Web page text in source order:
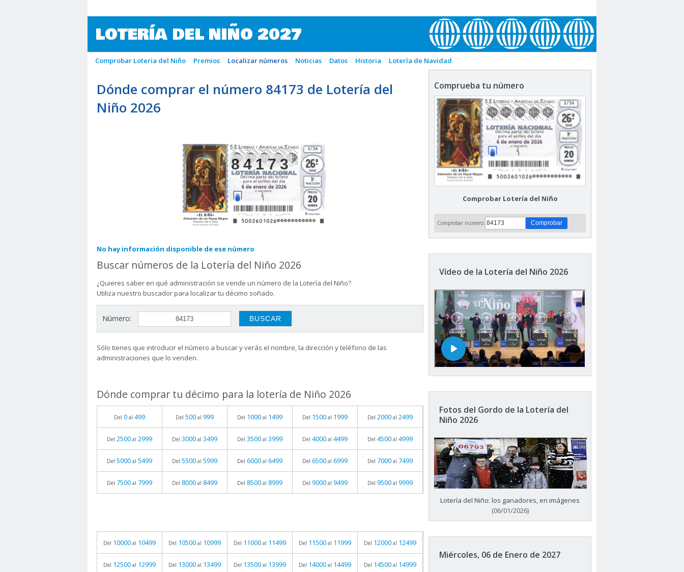
LOTERÍA DEL NIÑO 2027
Comprobar Loteria del Niño Premios Localizar números Noticias Datos Historia Lotería de Navidad
Dónde comprar el número 84173 de Lotería del
Niño 2026
84173
No hay información disponible de ese número
Buscar números de la Lotería del Niño 2026
¿Quieres saber en qué administración se vende un número de la Lotería del Niño?
Utiliza nuestro buscador para localizar tu décimo soñado.
Número:
Sólo tienes que introducir el número a buscar y verás el nombre, la dirección y teléfono de las
administraciones que lo venden.
Dónde comprar tu décimo para la lotería de Niño 2026
Del 0 al 499 Del 500 al 999 Del 1000 al 1499 Del 1500 al 1999 Del 2000 al 2499
Del 2500 al 2999 Del 3000 al 3499 Del 3500 al 3999 Del 4000 al 4499 Del 4500 al 4999
Del 5000 al 5499 Del 5500 al 5999 Del 6000 al 6499 Del 6500 al 6999 Del 7000 al 7499
Del 7500 al 7999 Del 8000 al 8499 Del 8500 al 8999 Del 9000 al 9499 Del 9500 al 9999
Del 10000 al 10499 Del 10500 al 10999 Del 11000 al 11499 Del 11500 al 11999 Del 12000 al 12499
Del 12500 al 12999 Del 13000 al 13499 Del 13500 al 13999 Del 14000 al 14499 Del 14500 al 14999
Comprueba tu número
Comprobar Lotería del Niño
Comprobar número:
Vídeo de la Lotería del Niño 2026
Fotos del Gordo de la Lotería del
Niño 2026
Lotería del Niño: los ganadores, en imágenes
(06/01/2026)
Miércoles, 06 de Enero de 2027